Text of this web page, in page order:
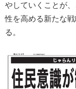
やしていくことが
性を高める新たな
る。